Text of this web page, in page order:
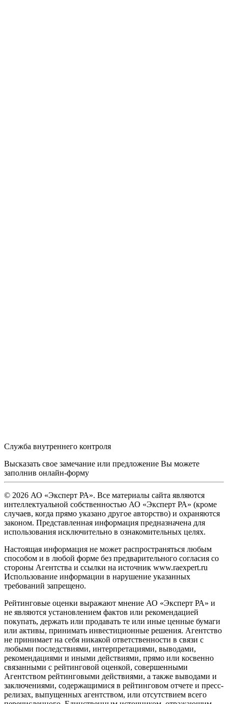
Служба внутреннего контроля
Высказать свое замечание или предложение Вы можете
заполнив онлайн-форму
© 2026 АО «Эксперт РА». Все материалы сайта являются
интеллектуальной собственностью АО «Эксперт РА» (кроме
случаев, когда прямо указано другое авторство) и охраняются
законом. Представленная информация предназначена для
использования исключительно в ознакомительных целях.
Настоящая информация не может распространяться любым
способом и в любой форме без предварительного согласия со
стороны Агентства и ссылки на источник www.raexpert.ru
Использование информации в нарушение указанных
требований запрещено.
Рейтинговые оценки выражают мнение АО «Эксперт РА» и
не являются установлением фактов или рекомендацией
покупать, держать или продавать те или иные ценные бумаги
или активы, принимать инвестиционные решения. Агентство
не принимает на себя никакой ответственности в связи с
любыми последствиями, интерпретациями, выводами,
рекомендациями и иными действиями, прямо или косвенно
связанными с рейтинговой оценкой, совершенными
Агентством рейтинговыми действиями, а также выводами и
заключениями, содержащимися в рейтинговом отчете и пресс-
релизах, выпущенных агентством, или отсутствием всего